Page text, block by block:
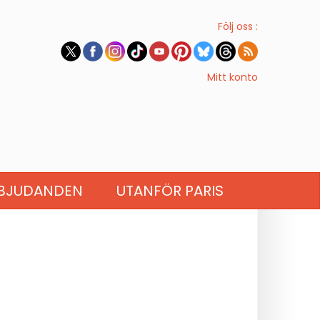
Följ oss :
Mitt konto
UTANFÖR PARIS